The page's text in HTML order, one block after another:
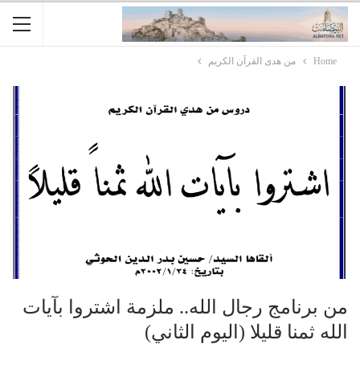
Home من هدى القرآن الكريم
من برنامج رجال الله.. ملزمة اشتروا بآيات
الله ثمنا قليلا (اليوم الثاني)